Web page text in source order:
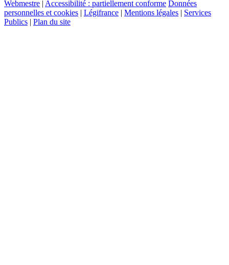
Webmestre | Accessibilité : partiellement conforme Données
personnelles et cookies | Légifrance | Mentions légales | Services
Publics | Plan du site